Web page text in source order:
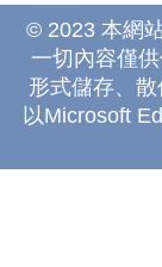
© 2023 本網
一切內容僅
形式儲存、
以Microsoft